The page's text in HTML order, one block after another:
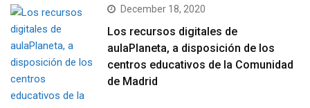
December 18, 2020
Los recursos digitales de
aulaPlaneta, a disposición de los
centros educativos de la Comunidad
de Madrid